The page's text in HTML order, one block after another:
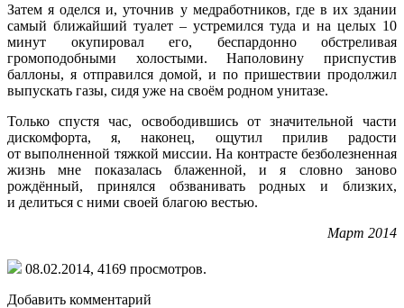
Затем я оделся и, уточнив у медработников, где в их здании
самый ближайший туалет – устремился туда и на целых 10
минут окупировал его, беспардонно обстреливая
громоподобными холостыми. Наполовину приспустив
баллоны, я отправился домой, и по пришествии продолжил
выпускать газы, сидя уже на своём родном унитазе.
Только спустя час, освободившись от значительной части
дискомфорта, я, наконец, ощутил прилив радости
от выполненной тяжкой миссии. На контрасте безболезненная
жизнь мне показалась блаженной, и я словно заново
рождённый, принялся обзванивать родных и близких,
и делиться с ними своей благою вестью.
Март 2014
08.02.2014, 4169 просмотров.
Добавить комментарий